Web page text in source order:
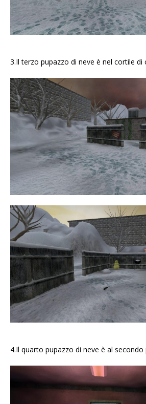
3.Il terzo pupazzo di neve è nel cortile di
4.Il quarto pupazzo di neve è al secondo